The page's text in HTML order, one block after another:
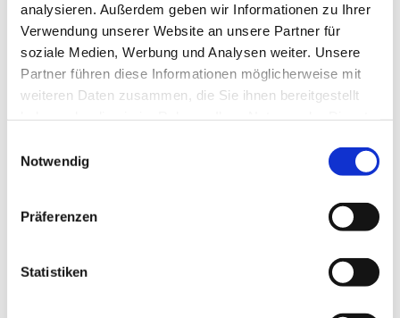
analysieren. Außerdem geben wir Informationen zu Ihrer
Verwendung unserer Website an unsere Partner für
soziale Medien, Werbung und Analysen weiter. Unsere
Partner führen diese Informationen möglicherweise mit
weiteren Daten zusammen, die Sie ihnen bereitgestellt
Notwendig
Präferenzen
Statistiken